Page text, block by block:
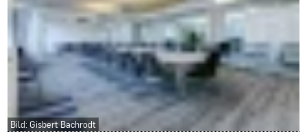
Bild: Gisbert Bachrodt